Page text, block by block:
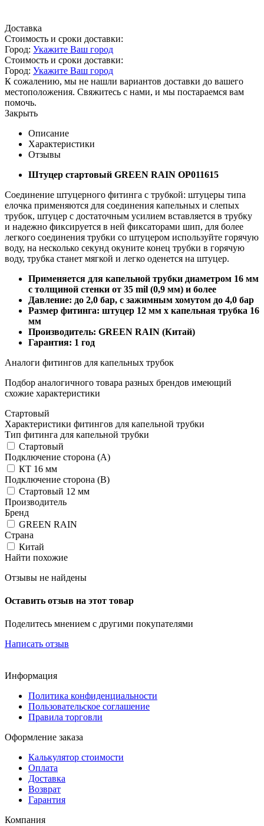
Доставка
Стоимость и сроки доставки:
Город: Укажите Ваш город
Стоимость и сроки доставки:
Город: Укажите Ваш город
К сожалению, мы не нашли вариантов доставки до вашего
местоположения. Свяжитесь с нами, и мы постараемся вам
помочь.
Закрыть
Описание
Характеристики
Отзывы
Штуцер стартовый GREEN RAIN OP011615
Соединение штуцерного фитинга с трубкой: штуцеры типа
елочка применяются для соединения капельных и слепых
трубок, штуцер с достаточным усилием вставляется в трубку
и надежно фиксируется в ней фиксаторами шип, для более
легкого соединения трубки со штуцером используйте горячую
воду, на несколько секунд окуните конец трубки в горячую
воду, трубка станет мягкой и легко оденется на штуцер.
Применяется для капельной трубки диаметром 16 мм
с толщиной стенки от 35 mil (0,9 мм) и более
Давление: до 2,0 бар, с зажимным хомутом до 4,0 бар
Размер фитинга: штуцер 12 мм х капельная трубка 16
мм
Производитель: GREEN RAIN (Китай)
Гарантия: 1 год
Аналоги фитингов для капельных трубок
Подбор аналогичного товара разных брендов имеющий
схожие характеристики
Стартовый
Характеристики фитингов для капельной трубки
Тип фитинга для капельной трубки
Стартовый
Подключение сторона (A)
КТ 16 мм
Подключение сторона (B)
Стартовый 12 мм
Производитель
Бренд
GREEN RAIN
Страна
Китай
Найти похожие
Отзывы не найдены
Оставить отзыв на этот товар
Поделитесь мнением с другими покупателями
Написать отзыв
Информация
Политика конфиденциальности
Пользовательское соглашение
Правила торговли
Оформление заказа
Калькулятор стоимости
Оплата
Доставка
Возврат
Гарантия
Компания